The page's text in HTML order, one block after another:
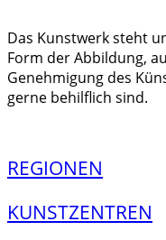
Das Kunstwerk steht
Form der Abbildung,
Genehmigung des
gerne behilflich sind.
REGIONEN
KUNSTZENTREN